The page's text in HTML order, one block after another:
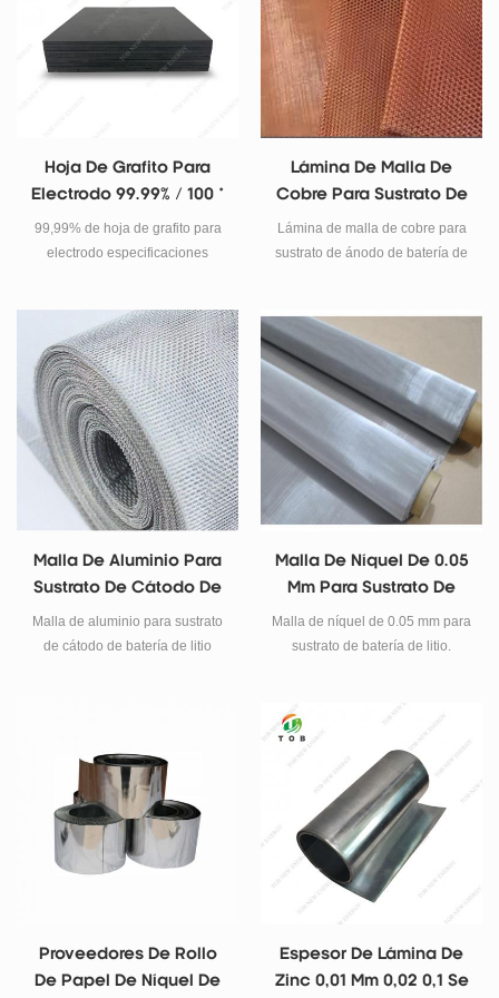
electrolítica.
Hoja De Grafito Para
Electrodo 99.99% / 100 *
50 * 2 Mm
99,99% de hoja de grafito para
electrodo especificaciones
100 * 50 * 2 mm pureza 99,99%
otra lista de tamaños: 100 * 50 *
2 mm 200 * 100 * 5 mm 200 *
100 * 10 mm 200 * 150 * 3 mm
200 * 150 * 5 mm 200 * 150 * 10
mm 250 * 200 * 10 mm 300 *
200 * 2 mm 300 * 200 * 3 mm
300 * 200 * 4 mm 300 * 200 * 5
mm 300 * 200 * 6 mm 300 * 200
200 * 15 mm 400 * 200 * 10 mm
400 * 400 * 5 mm 400 * 400 * 10
mm 300 * 200 * 20 mm 300 *
200 * 30 mm 300 * 200 * 40 mm
100 * 5 mm 100 * 100 * 6 mm
100 * 100 * 8 mm 100 * 100 * 10
mm 100 * 100 * 15 mm 100 *
100 * 20 mm 100 * 100 * 25 mm
100 * 100 * 30 mm 100 * 100 *
electrónico
:tob.amy@tobmachine.com
Lámina De Malla De
Cobre Para Sustrato De
Ánodo De Batería De
Litio Wdth200mm
Lámina de malla de cobre para
sustrato de ánodo de batería de
Malla De Aluminio Para
Sustrato De Cátodo De
Batería De Litio 50um
Malla de aluminio para sustrato
de cátodo de batería de litio
Malla De Níquel De 0.05
Mm Para Sustrato De
Batería De Litio
Malla de níquel de 0.05 mm para
sustrato de batería de litio.
Proveedores De Rollo
De Papel De Níquel De
Espesor De Lámina De
Zinc 0,01 Mm 0,02 0,1 Se